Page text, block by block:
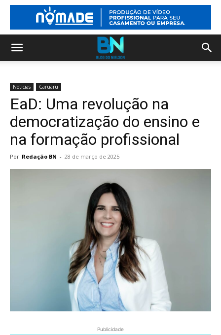
Notícias Caruaru
EaD: Uma revolução na
democratização do ensino e
na formação profissional
Por Redação BN - 28 de março de 2025
Publicidade